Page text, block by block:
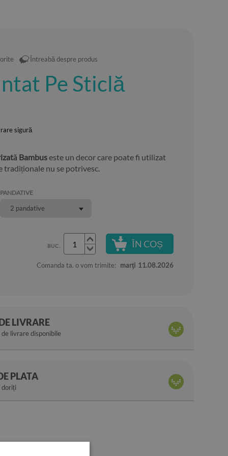
Întreabă despre produs
Pe Sticlă
sigură
Bambuseste un decor care poate fi utilizat
tradiționale nu se potrivesc.
PANDATIVE
2 pandative
BUC. ÎN COȘ
Comanda ta. o vom trimite: marţi 11.08.2026
LIVRARE
livrare disponibile
PLATA
doriți